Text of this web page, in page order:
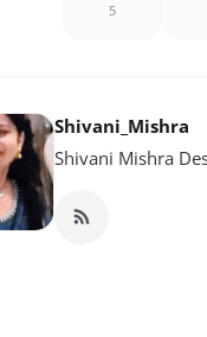
5
Shivani_Mishra
Shivani Mishra